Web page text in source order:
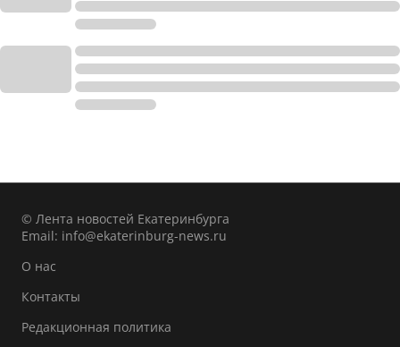
© Лента новостей Екатеринбурга
Email: info@ekaterinburg-news.ru
О нас
Контакты
Редакционная политика